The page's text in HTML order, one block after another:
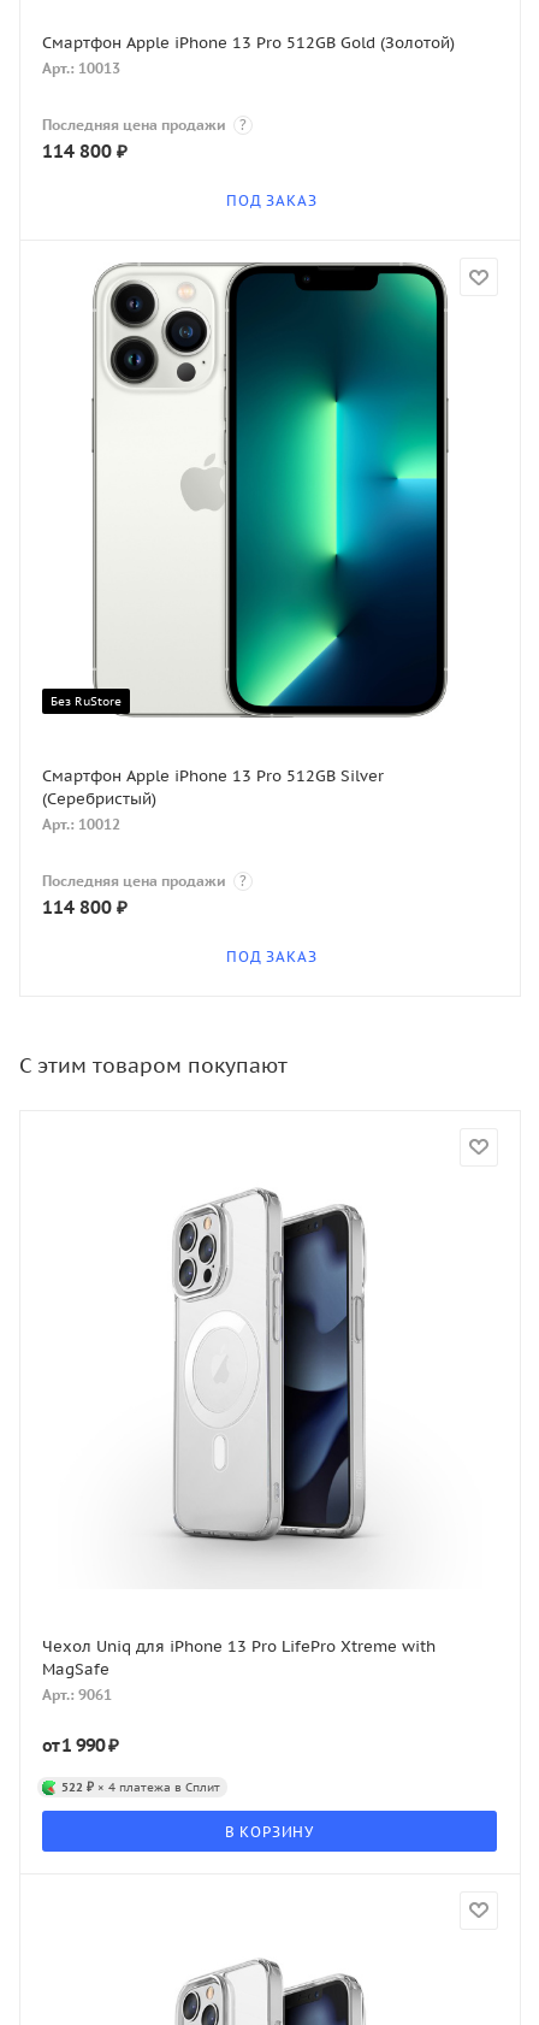
Смартфон Apple iPhone 13 Pro 512GB Gold (Золотой)
Арт.: 10013
Последняя цена продажи ?
114 800 ₽
ПОД ЗАКАЗ
Без RuStore
Смартфон Apple iPhone 13 Pro 512GB Silver
(Серебристый)
Арт.: 10012
Последняя цена продажи ?
114 800 ₽
ПОД ЗАКАЗ
С этим товаром покупают
Чехол Uniq для iPhone 13 Pro LifePro Xtreme with
MagSafe
Арт.: 9061
от1 990 ₽
522 ₽ × 4 платежа в Сплит
В КОРЗИНУ